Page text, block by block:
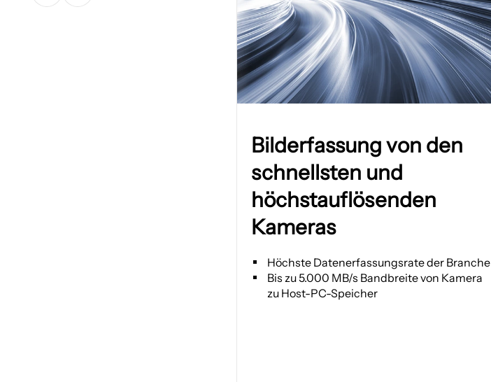
einem
neuen
Tab
Bilderfassung von den
schnellsten und
höchstauflösenden
Kameras
Höchste Datenerfassungsrate der Branche
Bis zu 5.000 MB/s Bandbreite von Kamera
zu Host-PC-Speicher